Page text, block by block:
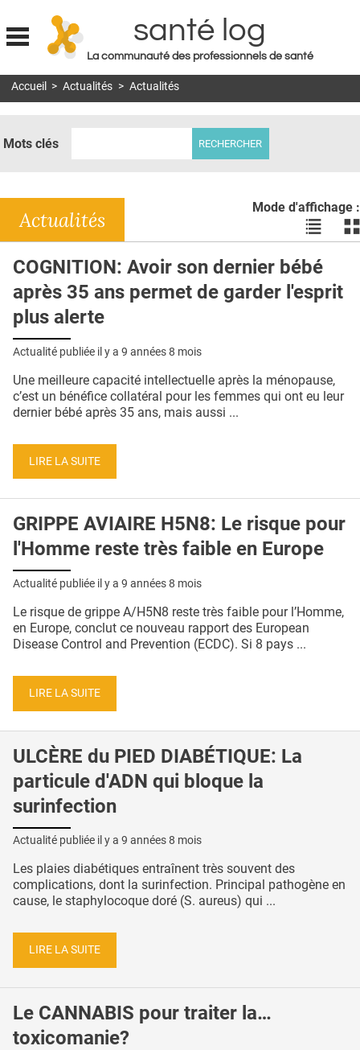
Jump to navigation
santé log
La communauté des professionnels de santé
MON COMPTE
DOSSIERS
RÉSEAUX
E-REVUE SAD
THÉMA
L'APP
PUBLICITÉ
CONTACT
Accueil > Actualités > Actualités
Mots clés
Mode d'affichage :
Voir
les
en
liste
les
Actualités
COGNITION: Avoir son dernier bébé
après 35 ans permet de garder l'esprit
plus alerte
Actualité publiée il y a 9 années 8 mois
Une meilleure capacité intellectuelle après la ménopause,
c’est un bénéfice collatéral pour les femmes qui ont eu leur
dernier bébé après 35 ans, mais aussi ...
LIRE LA SUITE
GRIPPE AVIAIRE H5N8: Le risque pour
l'Homme reste très faible en Europe
Actualité publiée il y a 9 années 8 mois
Le risque de grippe A/H5N8 reste très faible pour l’Homme,
en Europe, conclut ce nouveau rapport des European
Disease Control and Prevention (ECDC). Si 8 pays ...
LIRE LA SUITE
ULCÈRE du PIED DIABÉTIQUE: La
particule d'ADN qui bloque la
surinfection
Actualité publiée il y a 9 années 8 mois
Les plaies diabétiques entraînent très souvent des
complications, dont la surinfection. Principal pathogène en
cause, le staphylocoque doré (S. aureus) qui ...
LIRE LA SUITE
Le CANNABIS pour traiter la…
toxicomanie?